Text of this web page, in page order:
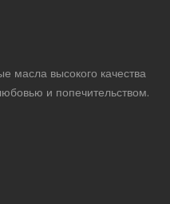
масла высокого качества
и попечительством.